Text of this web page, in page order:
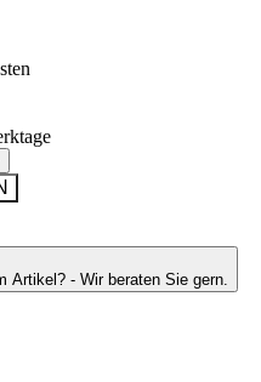
Artikel? - Wir beraten Sie gern.